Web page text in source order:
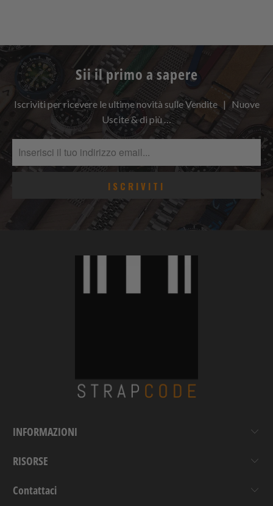
Sii il primo a sapere
Iscriviti per ricevere le ultime novità sulle Vendite | Nuove
Uscite & di più …
INFORMAZIONI
RISORSE
Contattaci